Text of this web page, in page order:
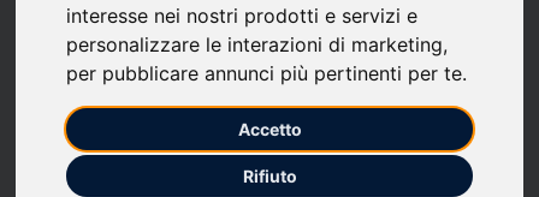
interesse nei nostri prodotti e servizi e
personalizzare le interazioni di marketing,
per pubblicare annunci più pertinenti per te.
Accetto
Rifiuto
favorite Follow updates
What we write about